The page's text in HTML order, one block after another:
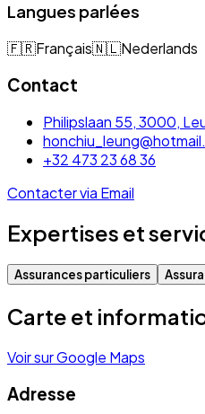
Langues parlées
🇫🇷Français🇳🇱Nederlands
Contact
Philipslaan 55, 3000,
+32 473 23 68 36
Contacter via Email
Expertises et
Assurances particuliers
Carte et
Voir sur Google Maps
Adresse